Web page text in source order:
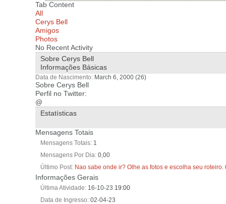
Tab Content
All
Cerys Bell
Amigos
Photos
No Recent Activity
Sobre Cerys Bell
Informações Básicas
Data de Nascimento March 6, 2000 (26)
Sobre Cerys Bell
Perfil no Twitter:
@
Estatísticas
Mensagens Totais
Mensagens Totais 1
Mensagens Por Dia 0,00
Último Post Nao sabe onde ir? Olhe as fotos e escolha seu roteiro.
Informações Gerais
Última Atividade 16-10-23 19:00
Data de Ingresso 02-04-23